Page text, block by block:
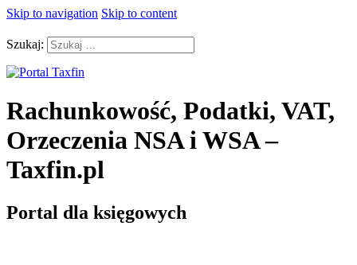
Skip to navigation Skip to content
Szukaj:
Rachunkowość, Podatki, VAT,
Orzeczenia NSA i WSA –
Taxfin.pl
Portal dla księgowych